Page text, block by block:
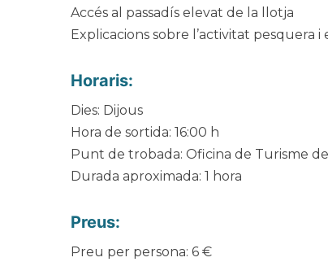
Accés al passadís elevat de la llotja
Explicacions sobre l’activitat pesquera
Horaris:
Dies: Dijous
Hora de sortida: 16:00 h
Punt de trobada: Oficina de Turisme
Durada aproximada: 1 hora
Preus:
Preu per persona: 6 €